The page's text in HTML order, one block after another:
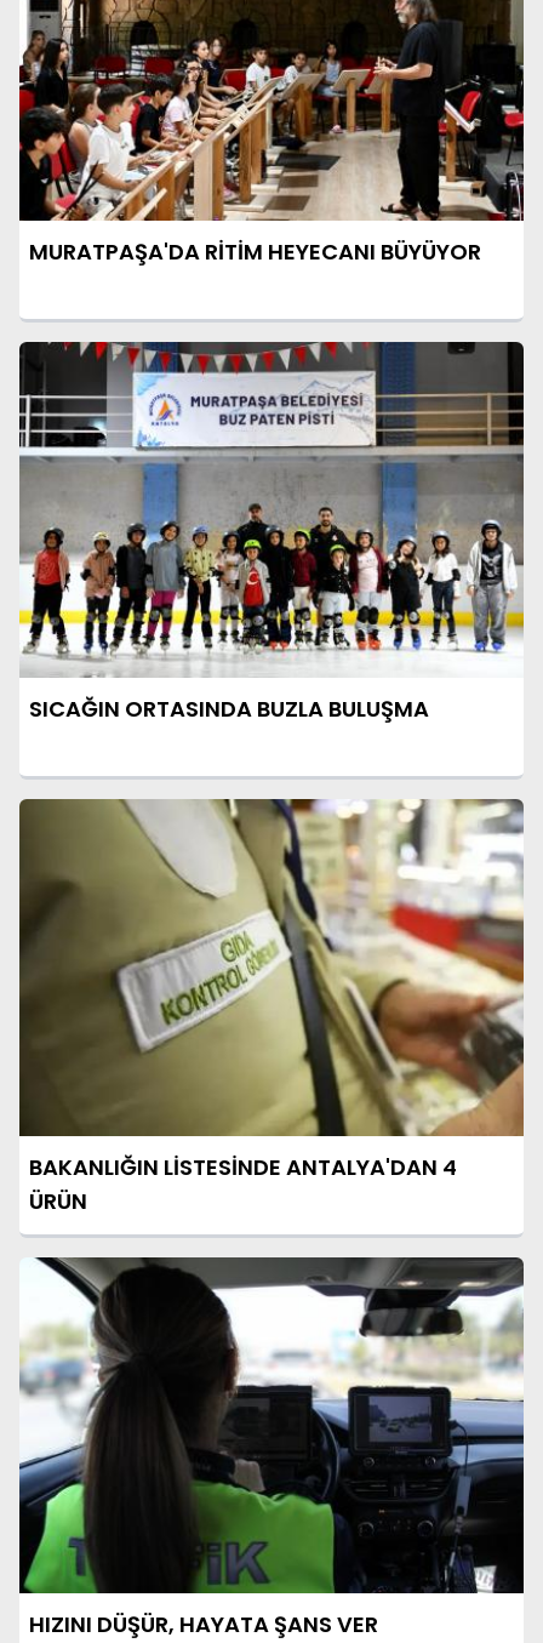
MURATPAŞA'DA RİTİM HEYECANI BÜYÜYOR
SICAĞIN ORTASINDA BUZLA BULUŞMA
BAKANLIĞIN LİSTESİNDE ANTALYA'DAN 4
ÜRÜN
HIZINI DÜŞÜR, HAYATA ŞANS VER